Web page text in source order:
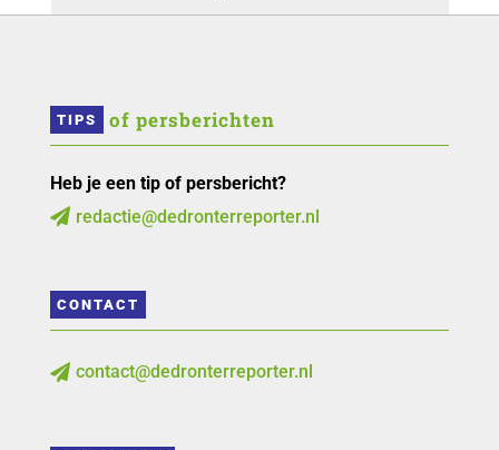
TIPS of persberichten
Heb je een tip of persbericht?
 redactie@dedronterreporter.nl
CONTACT
 contact@dedronterreporter.nl